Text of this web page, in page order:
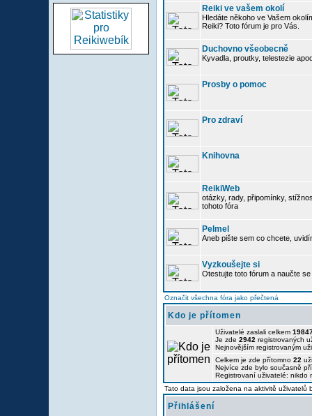
Reiki ve vašem okolí
Hledáte někoho ve Vašem
Reiki? Toto fórum je pro Vás.
Duchovno všeobecně
Kyvadla, proutky, telestezie
Prosby o pomoc
Pro zdraví
Knihovna
ReikiWeb
otázky, rady, připomínky,
tohoto fóra
Pelmel
Aneb pište sem co chcete,
Vyzkoušejte si
Otestujte toto fórum a naučte
Označit všechna fóra jako přečtená
Kdo je přítomen
Uživatelé zaslali celkem
Je zde 2942 registrovaných
Nejnovějším registrovaným
Celkem je zde přítomno 22
Nejvíce zde bylo současně
Registrovaní uživatelé: nikdo
Tato data jsou založena na aktivitě uživatelů
Přihlášení